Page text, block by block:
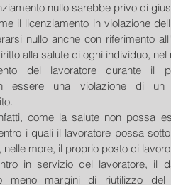
nullo sarebbe privo di
il licenziamento in violazione
nullo anche con riferimento
alla salute di ogni individuo,
del lavoratore durante il
essere una violazione di un
come la salute non possa
i quali il lavoratore possa
more, il proprio posto di
in servizio del lavoratore, il
meno margini di riutilizzo del